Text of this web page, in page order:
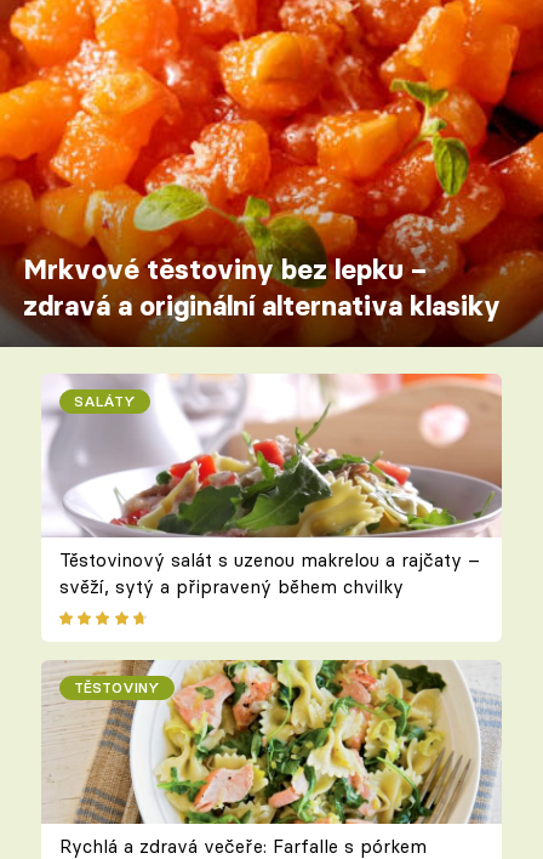
Mrkvové těstoviny bez lepku –
zdravá a originální alternativa klasiky
SALÁTY
Těstovinový salát s uzenou makrelou a rajčaty –
svěží, sytý a připravený během chvilky
TĚSTOVINY
Rychlá a zdravá večeře: Farfalle s pórkem